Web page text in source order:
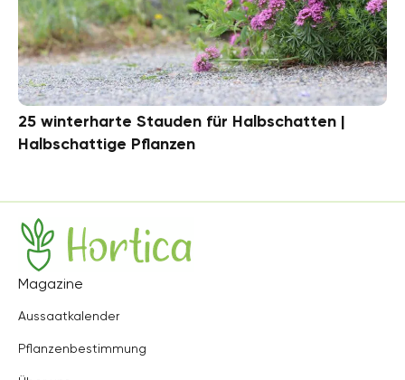
25 winterharte Stauden für Halbschatten |
Halbschattige Pflanzen
Hortica
Magazine
Aussaatkalender
Pflanzenbestimmung